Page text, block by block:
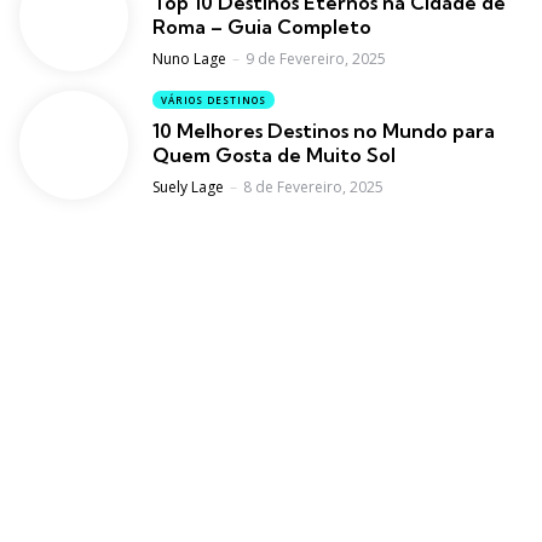
Roma – Guia Completo
Posted
Nuno Lage 9 de Fevereiro, 2025
VÁRIOS DESTINOS
10 Melhores Destinos no Mundo para
Quem Gosta de Muito Sol
Posted
Suely Lage 8 de Fevereiro, 2025